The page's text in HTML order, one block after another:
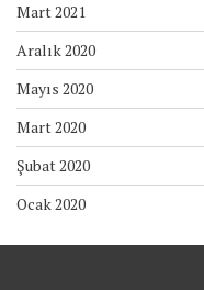
Mart 2021
Aralık 2020
Mayıs 2020
Mart 2020
Şubat 2020
Ocak 2020